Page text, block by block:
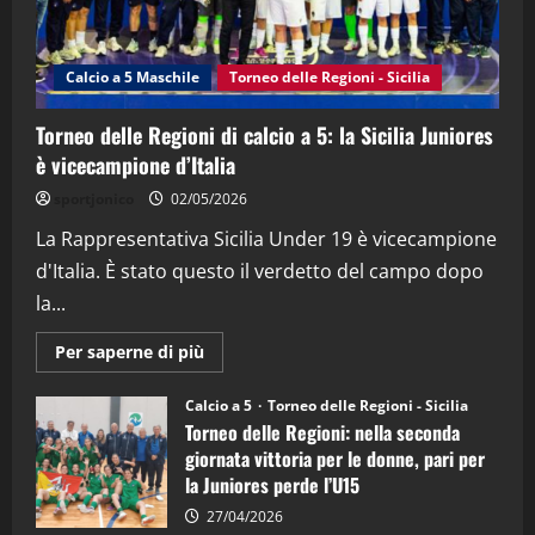
4
"SportEmpire" in Podcast Sport News
“SportEmpire” in Podcast: 27^ Puntata
(Martedi 14 Aprile 2026)
15/04/2026
"SportEmpire" in Podcast
“SportEmpire” in Podcast: 26^ Puntata
08/04/2026
Calcio a 5 Maschile Torneo delle Regioni - Sicilia
Torneo delle Regioni di calcio a 5: la Sicilia Juniores
è vicecampione d’Italia
02/05/2026
La Rappresentativa Sicilia Under 19 è vicecampione
d'Italia. È stato questo il verdetto del campo dopo
la...
Per saperne di più
informazioni
Torneo
delle
Regioni
di
calcio
a
5:
la
Calcio a 5 Torneo delle Regioni - Sicilia
Torneo delle Regioni: nella seconda
giornata vittoria per le donne, pari per
la Juniores perde l’U15
27/04/2026